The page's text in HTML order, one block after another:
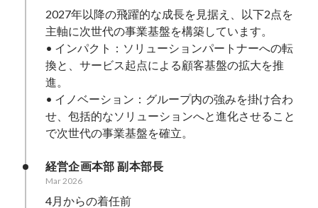
2027年以降の飛躍的な成長を見据え、以下2点を
主軸に次世代の事業基盤を構築しています。
• インパクト：ソリューションパートナーへの転
換と、サービス起点による顧客基盤の拡大を推
進。
• イノベーション：グループ内の強みを掛け合わ
せ、包括的なソリューションへと進化させること
で次世代の事業基盤を確立。
経営企画本部 副本部長
Mar 2026
4月からの着任前